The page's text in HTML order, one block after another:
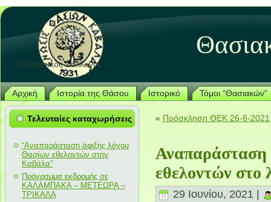
Πολιτιστικός Σύλλογος
Αρχική Ιστορία της Θάσου Ιστορικό Τόμοι “Θασιακών”
Τελευταίες καταχωρήσεις
“Αναπαράσταση άφιξης λόχου
Θασίων εθελοντών στην
Καβάλα”
Πρόγραμμα εκδρομής σε
ΚΑΛΑΜΠΑΚΑ – ΜΕΤΕΩΡΑ –
ΤΡΙΚΑΛΑ
« Πρόσκληση ΘΕΚ 26-6-2021
Αναπαράσταση
εθελοντών στο
29 Ιουνίου, 2021 |